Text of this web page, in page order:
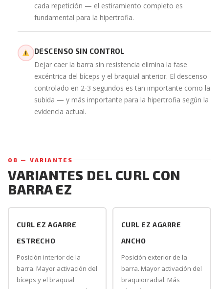
cada repetición — el estiramiento completo es
fundamental para la hipertrofia.
DESCENSO SIN CONTROL
Dejar caer la barra sin resistencia elimina la fase
excéntrica del bíceps y el braquial anterior. El descenso
controlado en 2-3 segundos es tan importante como la
subida — y más importante para la hipertrofia según la
evidencia actual.
08 — VARIANTES
VARIANTES DEL CURL CON
BARRA EZ
CURL EZ AGARRE
ESTRECHO
Posición interior de la
barra. Mayor activación del
bíceps y el braquial
CURL EZ AGARRE
ANCHO
Posición exterior de la
barra. Mayor activación del
braquiorradial. Más